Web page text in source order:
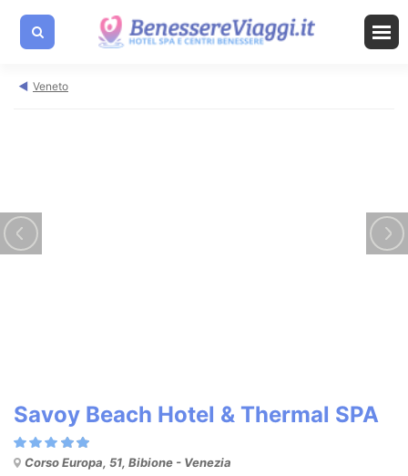
Veneto
Savoy Beach Hotel & Thermal SPA
Corso Europa, 51, Bibione - Venezia